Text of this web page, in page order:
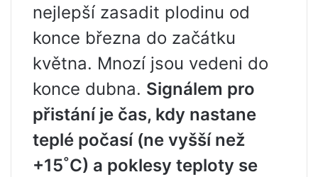
nejlepší zasadit plodinu od
konce března do začátku
května. Mnozí jsou vedeni do
konce dubna. Signálem pro
přistání je čas, kdy nastane
teplé počasí (ne vyšší než
+15˚C) a poklesy teploty se